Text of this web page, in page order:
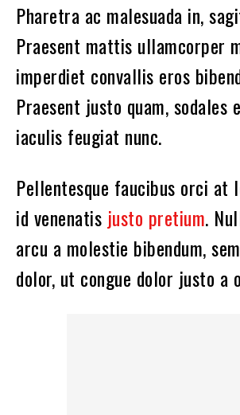
Pharetra ac malesuada in,
Praesent mattis ullamcorper
imperdiet convallis eros
Praesent justo quam, sodales
iaculis feugiat nunc.
Pellentesque faucibus orci at
id venenatis justo pretium.
arcu a molestie bibendum,
dolor, ut congue dolor justo a